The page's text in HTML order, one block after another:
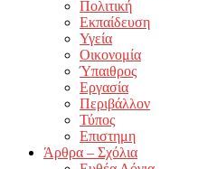
Πολιτική
Εκπαίδευση
Υγεία
Οικονομία
Ύπαιθρος
Εργασία
Περιβάλλον
Τύπος
Επιστημη
Άρθρα – Σχόλια